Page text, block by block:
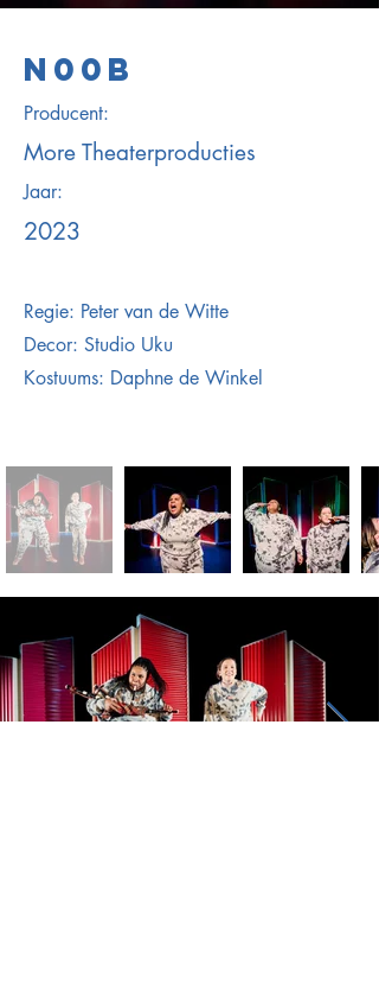
N00B
Producent:
More Theaterproducties
Jaar:
2023
Regie: Peter van de Witte
Decor: Studio Uku
Kostuums: Daphne de Winkel